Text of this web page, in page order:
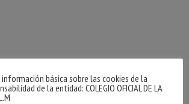
básica sobre las cookies de la
de la entidad: COLEGIO OFICIAL DE LA